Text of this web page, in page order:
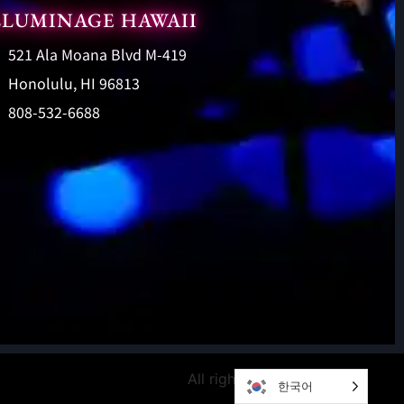
HAWAII
521 Ala Moana Blvd M-419
Honolulu, HI 96813
808-532-6688
All rights reserved
한국어